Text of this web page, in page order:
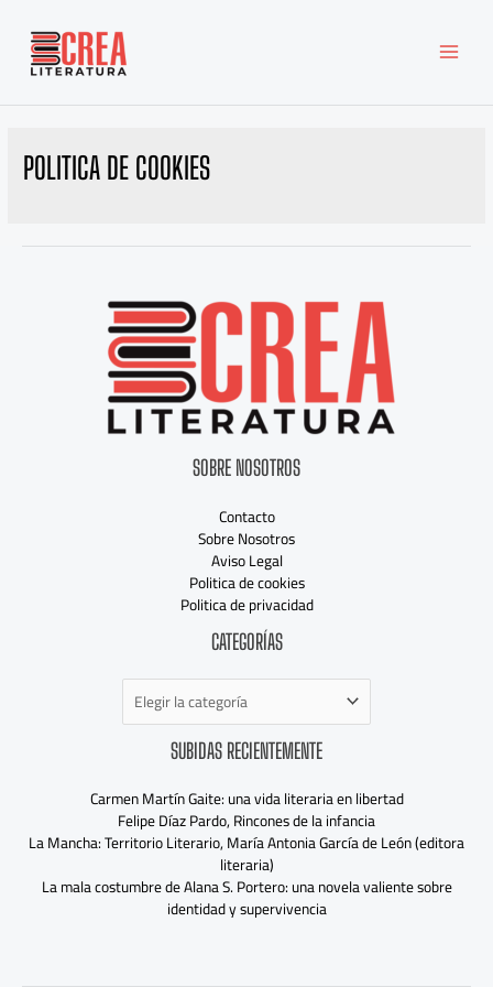
contenido
POLITICA DE COOKIES
SOBRE NOSOTROS
Contacto
Sobre Nosotros
Aviso Legal
Politica de cookies
Politica de privacidad
CATEGORÍAS
SUBIDAS RECIENTEMENTE
Carmen Martín Gaite: una vida literaria en libertad
Felipe Díaz Pardo, Rincones de la infancia
La Mancha: Territorio Literario, María Antonia García de León (editora
literaria)
La mala costumbre de Alana S. Portero: una novela valiente sobre
identidad y supervivencia